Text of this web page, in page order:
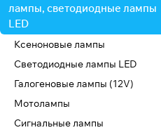
лампы, светодиодные лампы
LED
Ксеноновые лампы
Светодиодные лампы LED
Галогеновые лампы (12V)
Мотолампы
Сигнальные лампы